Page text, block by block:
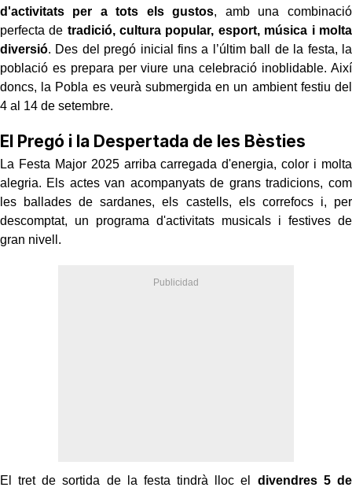
d'activitats per a tots els gustos, amb una combinació
perfecta de tradició, cultura popular, esport, música i molta
diversió. Des del pregó inicial fins a l’últim ball de la festa, la
població es prepara per viure una celebració inoblidable. Així
doncs, la Pobla es veurà submergida en un ambient festiu del
4 al 14 de setembre.
El Pregó i la Despertada de les Bèsties
La Festa Major 2025 arriba carregada d'energia, color i molta
alegria. Els actes van acompanyats de grans tradicions, com
les ballades de sardanes, els castells, els correfocs i, per
descomptat, un programa d'activitats musicals i festives de
gran nivell.
El tret de sortida de la festa tindrà lloc el divendres 5 de